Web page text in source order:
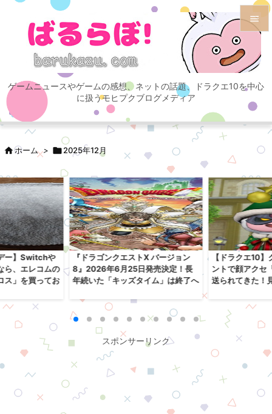
ゲームニュースやゲームの感想、ネットの話題、ドラクエ10を中心
に扱うモヒプクブログメディア

メニュ

サイド

次へ
検索
ホーム > 2025年12月
ー】Switchや
ら、エレコムの
ス」を買ってお
『ドラゴンクエストX バージョン
8』2026年6月25日発売決定！長
年続いた「キッズタイム」は終了へ
【ドラクエ10
ントで顔アクセ
送られてきた！
スポンサーリンク